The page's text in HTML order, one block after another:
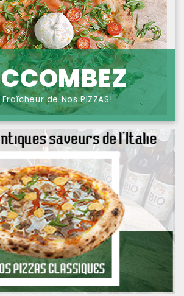
AILLEURS
de Nos PIZZAS!